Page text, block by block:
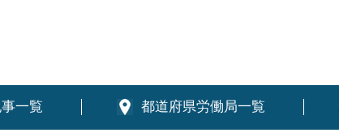
一覧 都道府県労働局一覧